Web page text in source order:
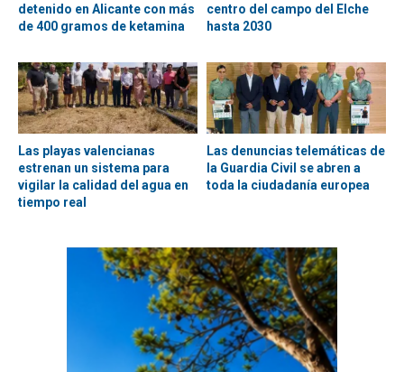
detenido en Alicante con más
de 400 gramos de ketamina
centro del campo del Elche
hasta 2030
Las playas valencianas
estrenan un sistema para
vigilar la calidad del agua en
tiempo real
Las denuncias telemáticas de
la Guardia Civil se abren a
toda la ciudadanía europea